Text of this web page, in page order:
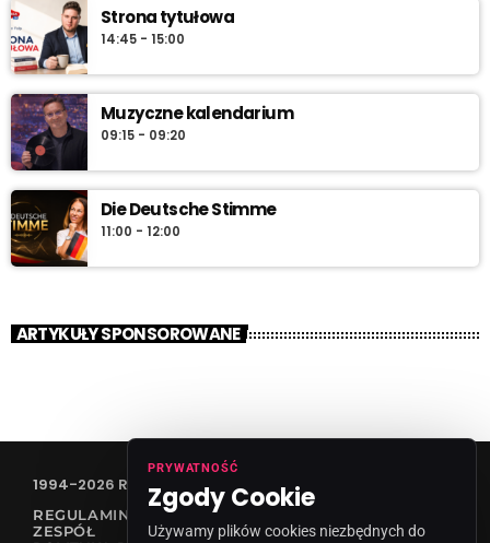
Strona tytułowa
14:45 - 15:00
Muzyczne kalendarium
09:15 - 09:20
Die Deutsche Stimme
11:00 - 12:00
ARTYKUŁY SPONSOROWANE
1994-2026 RADIO VANESSA SPÓŁKA Z O.O
REGULAMIN KONKURSÓW
ZESPÓŁ
PRYWATNOŚĆ
Zgody Cookie
Używamy plików cookies niezbędnych do